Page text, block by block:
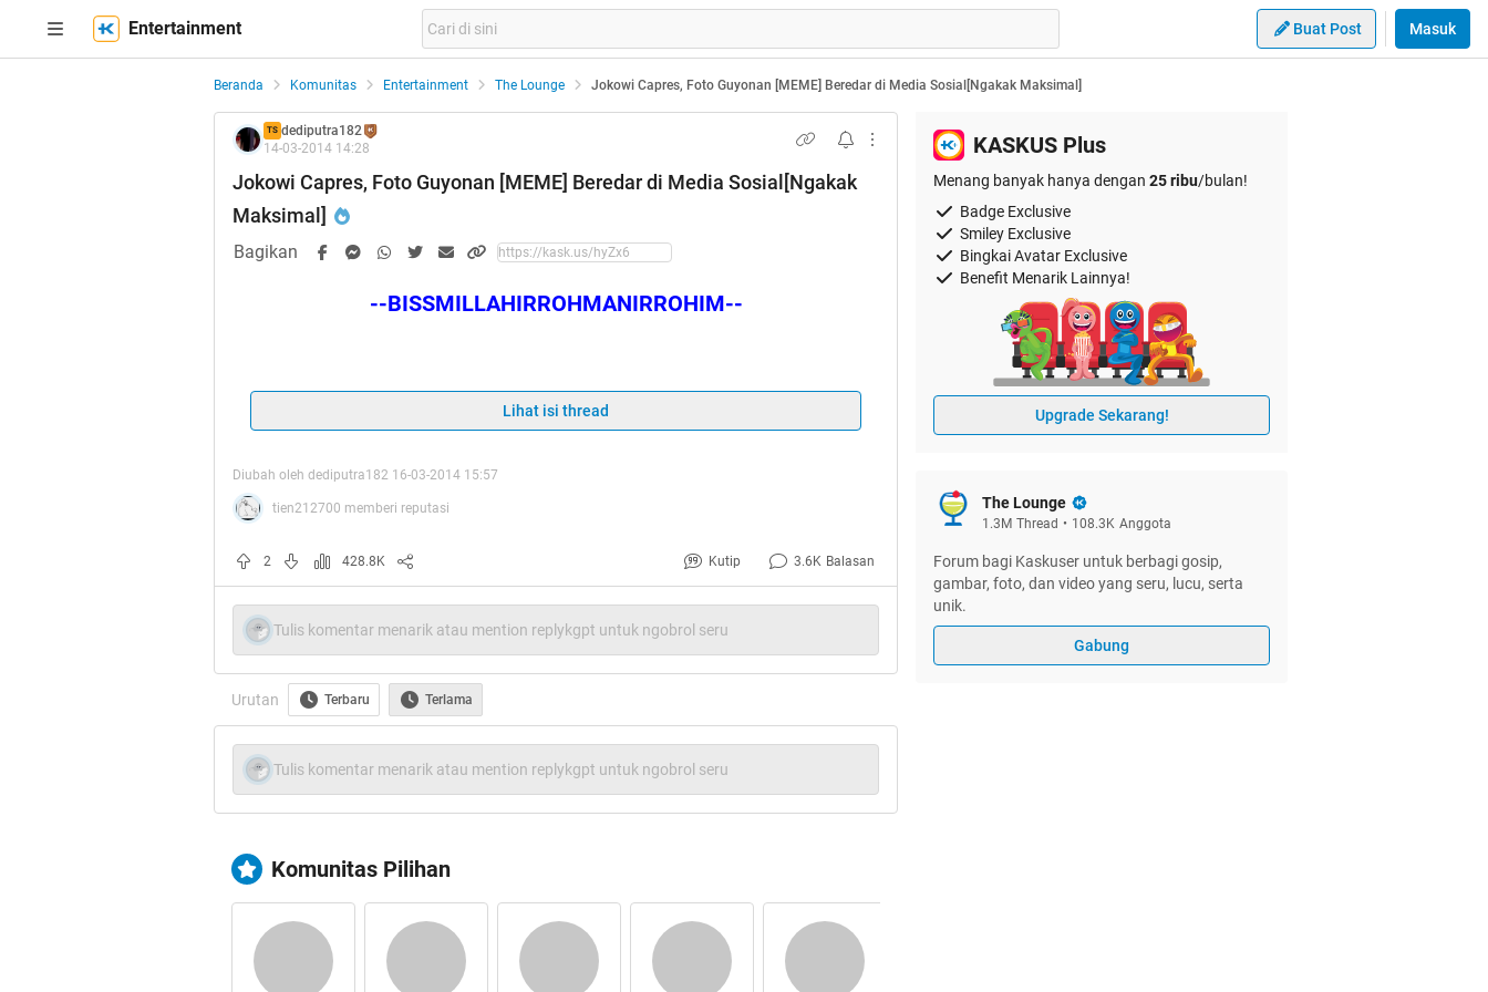
Entertainment Buat Post Masuk
Beranda Komunitas Entertainment The Lounge Jokowi Capres, Foto Guyonan [MEME] Beredar di Media Sosial[Ngakak Maksimal]
TS dediputra182
14-03-2014 14:28
Jokowi Capres, Foto Guyonan [MEME] Beredar di Media Sosial[Ngakak
Maksimal]
Bagikan
--BISSMILLAHIRROHMANIRROHIM--
SpoilerforHT:
Pak Jokowi Nyalon,,,,(Baca >>> MenCalonkan-Red)
Quote:
Lihat isi thread
Diubah oleh dediputra182 16-03-2014 15:57
tien212700 memberi reputasi
2 428.8K Kutip 3.6K Balasan
Tulis komentar menarik atau mention replykgpt untuk ngobrol seru
Urutan Terbaru Terlama
Tulis komentar menarik atau mention replykgpt untuk ngobrol seru
Komunitas Pilihan
KASKUS Plus
Menang banyak hanya dengan 25 ribu/bulan!
Badge Exclusive
Smiley Exclusive
Bingkai Avatar Exclusive
Benefit Menarik Lainnya!
Upgrade Sekarang!
The Lounge
1.3M Thread • 108.3K Anggota
Forum bagi Kaskuser untuk berbagi gosip,
gambar, foto, dan video yang seru, lucu, serta
unik.
Gabung